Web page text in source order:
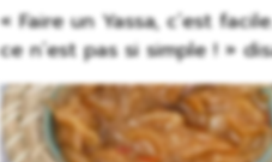
« Faire un Yassa, c’est
ce n’est pas si simple ! »